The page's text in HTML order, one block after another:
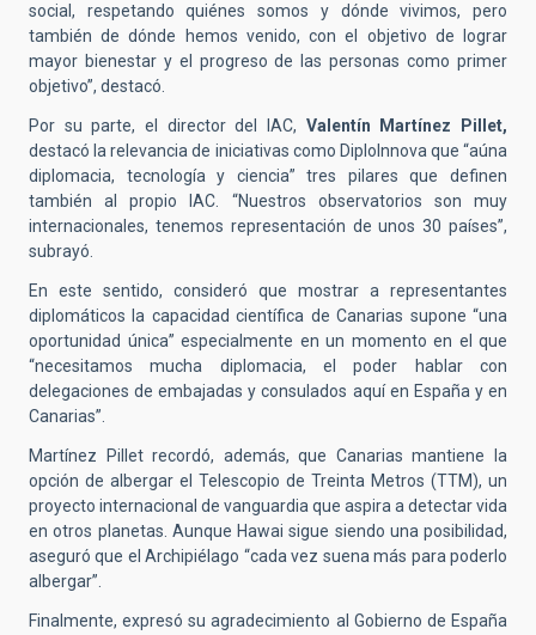
social, respetando quiénes somos y dónde vivimos, pero
también de dónde hemos venido, con el objetivo de lograr
mayor bienestar y el progreso de las personas como primer
objetivo”, destacó.
Por su parte, el director del IAC, Valentín Martínez Pillet,
destacó la relevancia de iniciativas como DiploInnova que “aúna
diplomacia, tecnología y ciencia” tres pilares que definen
también al propio IAC. “Nuestros observatorios son muy
internacionales, tenemos representación de unos 30 países”,
subrayó.
En este sentido, consideró que mostrar a representantes
diplomáticos la capacidad científica de Canarias supone “una
oportunidad única” especialmente en un momento en el que
“necesitamos mucha diplomacia, el poder hablar con
delegaciones de embajadas y consulados aquí en España y en
Canarias”.
Martínez Pillet recordó, además, que Canarias mantiene la
opción de albergar el Telescopio de Treinta Metros (TTM), un
proyecto internacional de vanguardia que aspira a detectar vida
en otros planetas. Aunque Hawai sigue siendo una posibilidad,
aseguró que el Archipiélago “cada vez suena más para poderlo
albergar”.
Finalmente, expresó su agradecimiento al Gobierno de España